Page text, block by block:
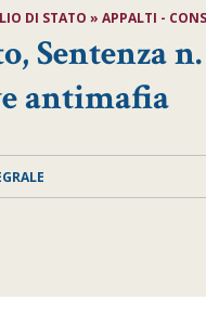
DI STATO » APPALTI -
Sentenza
antimafia